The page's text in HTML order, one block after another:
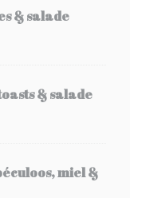
& salade
& salade
miel &